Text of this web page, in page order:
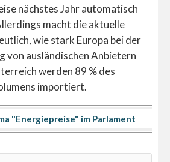
nächstes Jahr automatisch
macht die aktuelle
wie stark Europa bei der
von ausländischen Anbietern
werden 89 % des
importiert.
"Energiepreise" im Parlament